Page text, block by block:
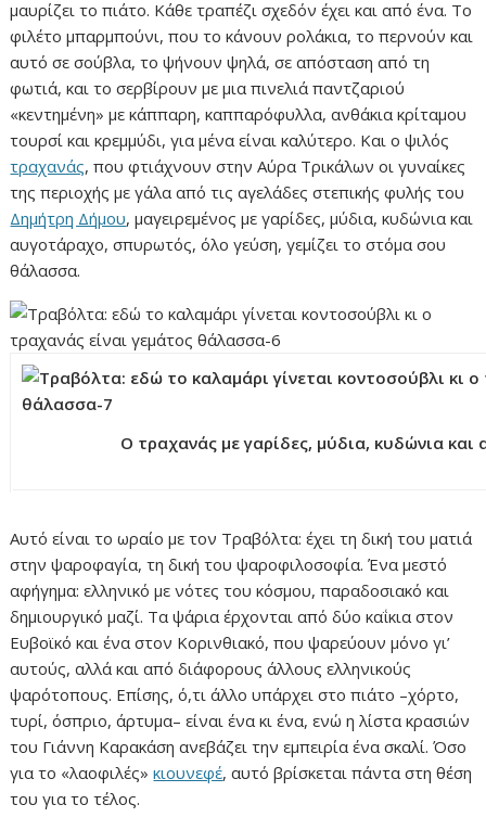
μαυρίζει το πιάτο. Κάθε τραπέζι σχεδόν έχει και από ένα. Το
φιλέτο μπαρμπούνι, που το κάνουν ρολάκια, το περνούν και
αυτό σε σούβλα, το ψήνουν ψηλά, σε απόσταση από τη
φωτιά, και το σερβίρουν με μια πινελιά παντζαριού
«κεντημένη» με κάππαρη, καππαρόφυλλα, ανθάκια κρίταμου
τουρσί και κρεμμύδι, για μένα είναι καλύτερο. Και ο ψιλός
τραχανάς, που φτιάχνουν στην Αύρα Τρικάλων οι γυναίκες
της περιοχής με γάλα από τις αγελάδες στεπικής φυλής του
Δημήτρη Δήμου, μαγειρεμένος με γαρίδες, μύδια, κυδώνια και
αυγοτάραχο, σπυρωτός, όλο γεύση, γεμίζει το στόμα σου
θάλασσα.
Ο τραχανάς με γαρίδες, μύδια, κυδώνια και
Αυτό είναι το ωραίο με τον Τραβόλτα: έχει τη δική του ματιά
στην ψαροφαγία, τη δική του ψαροφιλοσοφία. Ένα μεστό
αφήγημα: ελληνικό με νότες του κόσμου, παραδοσιακό και
δημιουργικό μαζί. Τα ψάρια έρχονται από δύο καΐκια στον
Ευβοϊκό και ένα στον Κορινθιακό, που ψαρεύουν μόνο γι’
αυτούς, αλλά και από διάφορους άλλους ελληνικούς
ψαρότοπους. Επίσης, ό,τι άλλο υπάρχει στο πιάτο –χόρτο,
τυρί, όσπριο, άρτυμα– είναι ένα κι ένα, ενώ η λίστα κρασιών
του Γιάννη Καρακάση ανεβάζει την εμπειρία ένα σκαλί. Όσο
για το «λαοφιλές»κιουνεφέ, αυτό βρίσκεται πάντα στη θέση
του για το τέλος.